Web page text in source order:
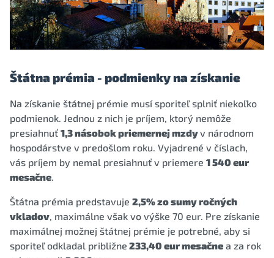
Štátna prémia - podmienky na získanie
Na získanie štátnej prémie musí sporiteľ splniť niekoľko
podmienok. Jednou z nich je príjem, ktorý nemôže
presiahnuť 1,3 násobok priemernej mzdyv národnom
hospodárstve v predošlom roku. Vyjadrené v číslach,
vás príjem by nemal presiahnuť v priemere 1 540 eur
mesačne.
Štátna prémia predstavuje 2,5% zo sumy ročných
vkladov, maximálne však vo výške 70 eur. Pre získanie
maximálnej možnej štátnej prémie je potrebné, aby si
sporiteľ odkladal približne 233,40 eur mesačne a za rok